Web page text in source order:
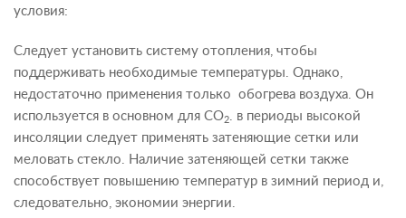
условия:
Следует установить систему отопления, чтобы
поддерживать необходимые температуры. Однако,
недостаточно применения только обогрева воздуха. Он
используется в основном для СО2. в периоды высокой
инсоляции следует применять затеняющие сетки или
меловать стекло. Наличие затеняющей сетки также
способствует повышению температур в зимний период и,
следовательно, экономии энергии.